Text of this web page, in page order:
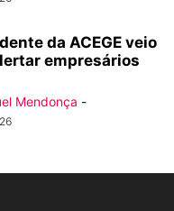
da ACEGE veio
empresários
Mendonça -